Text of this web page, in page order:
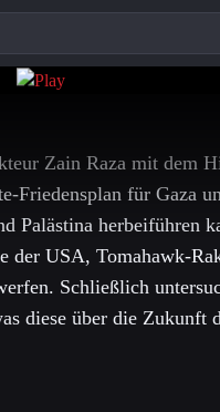
Zain Raza mit dem
Friedensplan für Gaza
Palästina herbeiführen
der USA, Tomahawk-
Schließlich
diese über die Zukunft